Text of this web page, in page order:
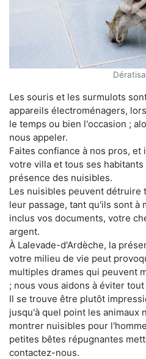
Les souris et les surmulots
appareils électroménagers,
le temps ou bien l'occasion ;
nous appeler.
Faites confiance à nos pros,
votre villa et tous ses
présence des nuisibles.
Les nuisibles peuvent détruire
leur passage, tant qu'ils sont à
inclus vos documents, votre
argent.
À Lalevade-d'Ardèche, la
votre milieu de vie peut
multiples drames qui peuvent
; nous vous aidons à éviter tout
Il se trouve être plutôt
jusqu'à quel point les animaux
montrer nuisibles pour
petites bêtes répugnantes
contactez-nous.